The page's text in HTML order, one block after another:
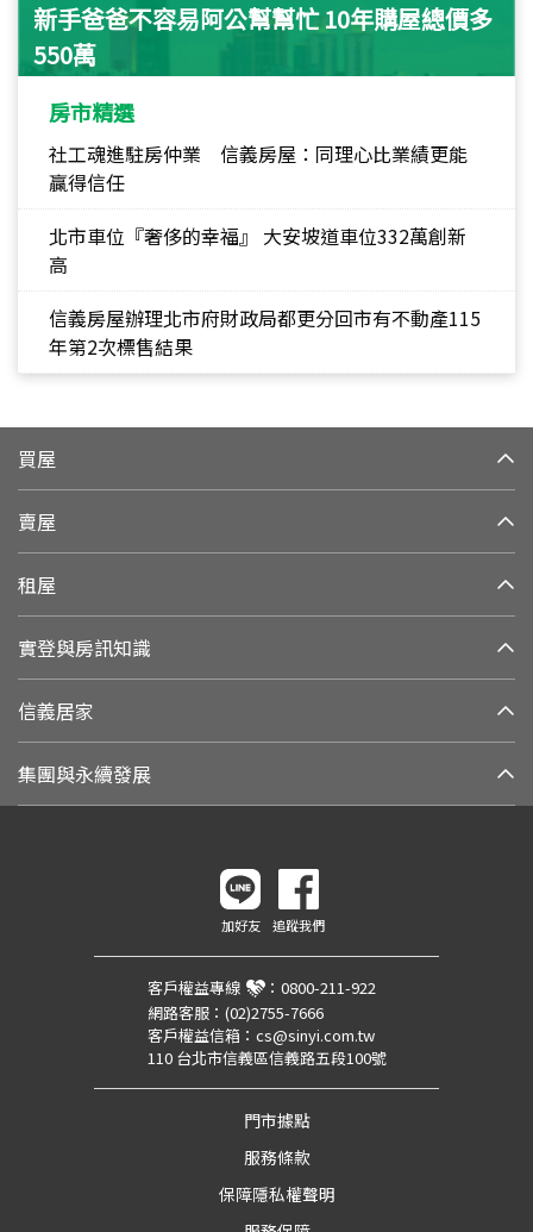
新手爸爸不容易阿公幫幫忙 10年購屋總價多
550萬
房市精選
社工魂進駐房仲業 信義房屋：同理心比業績更能
贏得信任
北市車位『奢侈的幸福』 大安坡道車位332萬創新
高
信義房屋辦理北市府財政局都更分回市有不動產115
年第2次標售結果
買屋
賣屋
租屋
實登與房訊知識
信義居家
集團與永續發展
加好友 追蹤我們
客戶權益專線 ： 0800-211-922
網路客服： (02)2755-7666
客戶權益信箱： cs@sinyi.com.tw
110 台北市信義區信義路五段100號
門市據點
服務條款
保障隱私權聲明